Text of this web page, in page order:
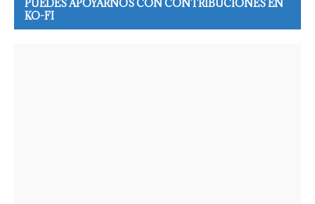
PUEDES APOYARNOS CON CONTRIBUCIONES EN
KO-FI